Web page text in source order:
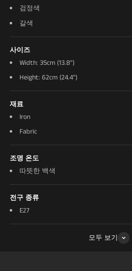
검정색
갈색
사이즈
Width: 35cm (13.8")
Height: 62cm (24.4")
재료
Iron
Fabric
조명 온도
따뜻한 백색
전구 종류
E27
모두 보기